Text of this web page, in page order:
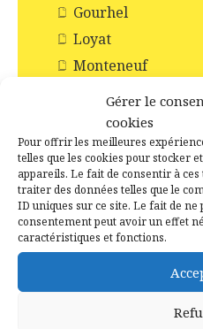
Gérer le
cookies
Pour offrir les meilleures
telles que les cookies pour stocker
appareils. Le fait de consentir à
traiter des données telles que le
ID uniques sur ce site. Le fait de
consentement peut avoir un effet
caractéristiques et fonctions.
Gourhel
Loyat
Monteneuf
Monterrein
Néant-sur-Yvel
Paimpont
Ploërmel
Saint-Abraham
Saint-Malo-de-
Taupont
Histoire et